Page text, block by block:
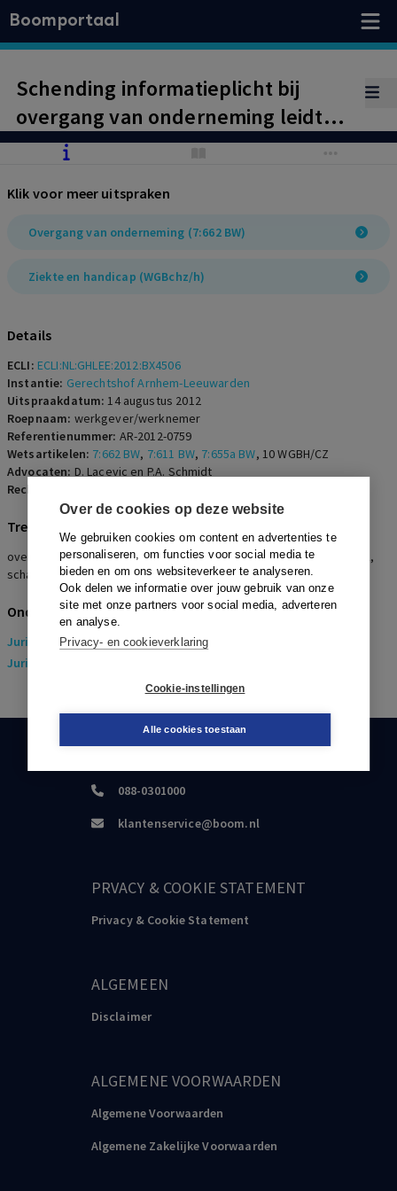
Over de cookies op deze website
We gebruiken cookies om content en advertenties te
personaliseren, om functies voor social media te
bieden en om ons websiteverkeer te analyseren.
Ook delen we informatie over jouw gebruik van onze
site met onze partners voor social media, adverteren
en analyse.
Privacy- en cookieverklaring
Cookie-instellingen
Alle cookies toestaan
Boomportaal
Schending informatieplicht bij
overgang van onderneming leidt
niet tot schadevergoeding wegens
Werknemer heeft loonaanspraak op
verkrijger, zodat schade ontbreekt.
arbeidsongeschikte werknemers bij
gespannen voet met Wet gelijke
behandeling op grond van handicap
of chronische ziekte
Klik voor meer uitspraken
Overgang van onderneming (7:662 BW)
Ziekte en handicap (WGBchz/h)
Details
ECLI: ECLI:NL:GHLEE:2012:BX4506
Instantie: Gerechtshof Arnhem-Leeuwarden
Uitspraakdatum:14 augustus 2012
Roepnaam: werkgever/werknemer
Referentienummer: AR-2012-0759
Wetsartikelen: 7:662 BW, 7:611 BW, 7:655a BW, 10 WGBH/CZ
Advocaten: D. Lacevic en P.A. Schmidt
Rechters:
Trefwoorden
overgang van onderneming, informatieplicht, Bos/Pax, Allart/Kuijck,
schadevergoeding, Memedovic, gelijke behandeling
Onderwerpen
Juridisch > Arbeidsrecht
Juridisch
088-0301000
klantenservice@boom.nl
PRVACY & COOKIE STATEMENT
Privacy & Cookie Statement
ALGEMEEN
Disclaimer
ALGEMENE VOORWAARDEN
Algemene Voorwaarden
Algemene Zakelijke Voorwaarden